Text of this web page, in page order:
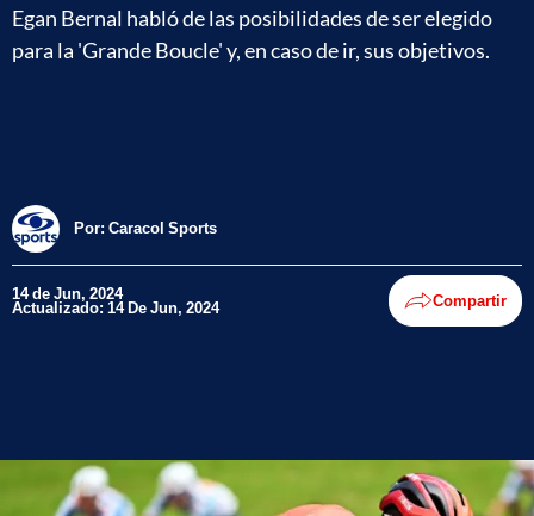
Egan Bernal habló de las posibilidades de ser elegido
para la 'Grande Boucle' y, en caso de ir, sus objetivos.
Por: Caracol Sports
14 de Jun, 2024
Actualizado: 14 De Jun, 2024 Compartir